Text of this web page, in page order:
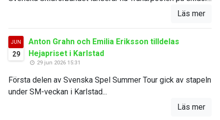
Läs mer
JUN
29
Anton Grahn och Emilia Eriksson tilldelas
Hejapriset i Karlstad
29 jun 2026 15:31
Första delen av Svenska Spel Summer Tour gick av stapeln
under SM-veckan i Karlstad...
Läs mer